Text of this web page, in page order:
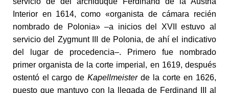
Interior en 1614, como «organista de cámara recién
nombrado de Polonia» –a inicios del XVII estuvo al
servicio del Zygmunt III de Polonia, de ahí el indicativo
del lugar de procedencia–. Primero fue nombrado
primer organista de la corte imperial, en 1619, después
ostentó el cargo deKapellmeisterde la corte en 1626,
puesto que mantuvo con la llegada de Ferdinand III al